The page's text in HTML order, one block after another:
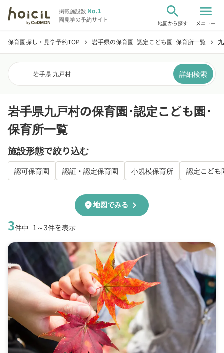
掲載施設数No.1
園見学の予約サイト
search
地図から探す
menu
メニュー
保育園探し・見学予約TOP chevron_right 岩手県の保育園･認定こども園･保育所一覧 chevron_right
岩手県 九戸村 詳細検索
岩手県九戸村の保育園･認定こども園･
保育所一覧
施設形態で絞り込む
認可保育園 認証・認定保育園 小規模保育所 認定こども
3件中 1～3件を表示
location_on地図でみる chevron_right